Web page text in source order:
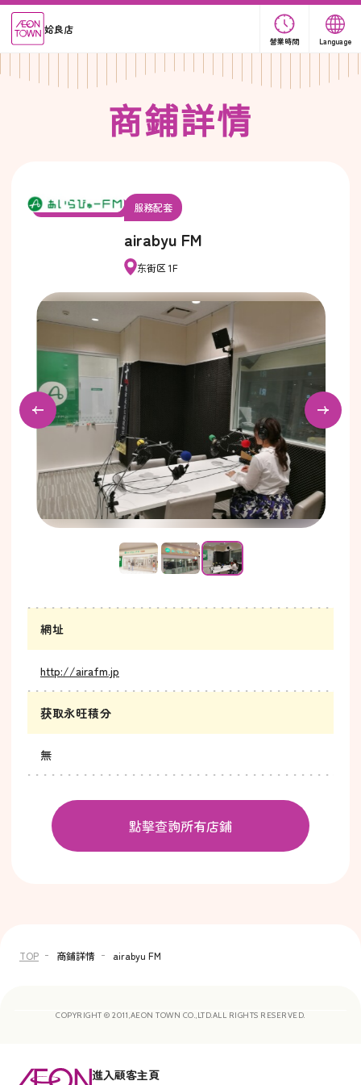
姶良店
營業時間 Language
商鋪詳情
服務配套
airabyu FM
东街区 1F
網址
http://airafm.jp
获取永旺積分
無
點擊查詢所有店鋪
TOP 商鋪詳情 airabyu FM
COPYRIGHT © 2011,AEON TOWN CO.,LTD.ALL RIGHTS RESERVED.
進入顧客主頁